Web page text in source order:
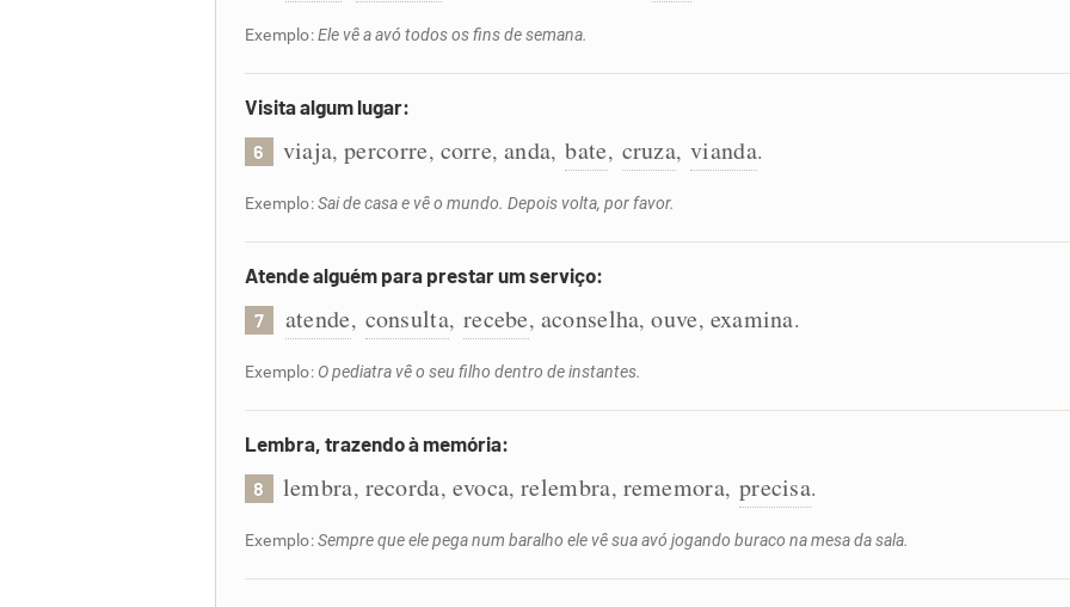
Exemplo:Ele vê a avó todos os fins de semana.
Visita algum lugar:
6 viaja,percorre, corre,anda, bate, cruza, vianda.
Exemplo:Sai de casa e vê o mundo. Depois volta, por favor.
Atende alguém para prestar um serviço:
7 atende, consulta, recebe, aconselha,ouve, examina.
Exemplo: O pediatra vê o seu filho dentro de instantes.
Lembra, trazendo à memória:
8 lembra, recorda, evoca,relembra, rememora, precisa.
Exemplo:Sempre que ele pega num baralho ele vê sua avó jogando buraco na mesa da sala.